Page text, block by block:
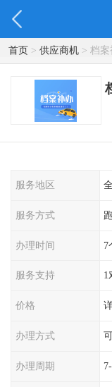
首页> 供应商机> 档案
服务地区
服务方式
办理时间 7
服务支持 1
价格
办理方式
办理周期